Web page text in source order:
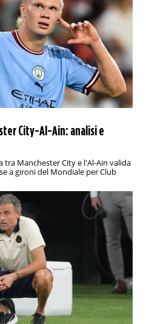
City-Al-Ain: analisi e
tra Manchester City e l'Al-Ain valida
a gironi del Mondiale per Club